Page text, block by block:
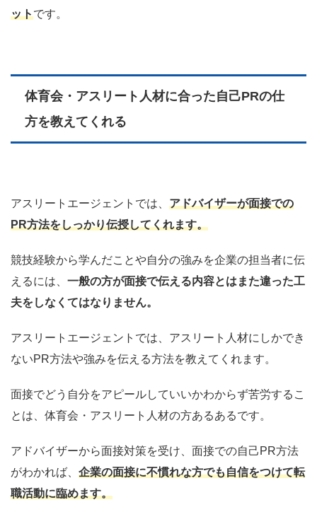
ットです。
体育会・アスリート人材に合った自己PRの仕
方を教えてくれる
アスリートエージェントでは、 アドバイザーが面接での
PR方法をしっかり伝授してくれます。
競技経験から学んだことや自分の強みを企業の担当者に伝
えるには、 一般の方が面接で伝える内容とはまた違った工
夫をしなくてはなりません。
アスリートエージェントでは、アスリート人材にしかでき
ないPR方法や強みを伝える方法を教えてくれます。
面接でどう自分をアピールしていいかわからず苦労するこ
とは、体育会・アスリート人材の方あるあるです。
アドバイザーから面接対策を受け、面接での自己PR方法
がわかれば、 企業の面接に不慣れな方でも自信をつけて転
職活動に臨めます。